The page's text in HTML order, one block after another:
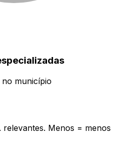
no município
relevantes. Menos = menos